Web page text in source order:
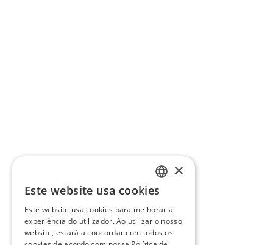
PORTUGUESE
ENGLISH
×
Este website usa cookies
Este website usa cookies para melhorar a
experiência do utilizador. Ao utilizar o nosso
website, estará a concordar com todos os